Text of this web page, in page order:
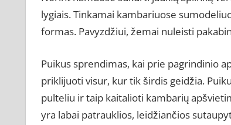
lygiais. Tinkamai kambariuose
formas. Pavyzdžiui, žemai nuleisti
Puikus sprendimas, kai prie pagrindinio
priklijuoti visur, kur tik širdis geidžia.
pulteliu ir taip kaitalioti kambarių
yra labai patrauklios, leidžiančios